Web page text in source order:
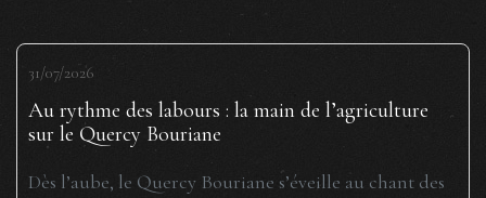
31/07/2026
Au rythme des labours : la main de l’agriculture
sur le Quercy Bouriane
Dès l’aube, le Quercy Bouriane s’éveille au chant des